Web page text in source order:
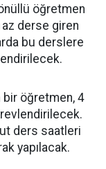
öğretmen
az derse giren
bu derslere
bir öğretmen, 4
ders saatleri
yapılacak.